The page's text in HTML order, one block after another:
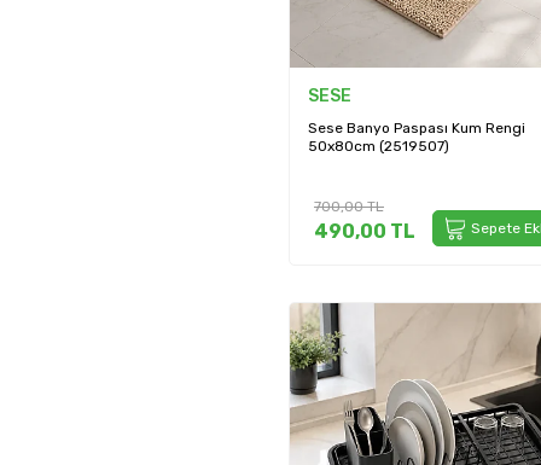
SESE
Sese Banyo Paspası Kum Rengi
50x80cm (2519507)
700,00TL
490,00 TL Sepete